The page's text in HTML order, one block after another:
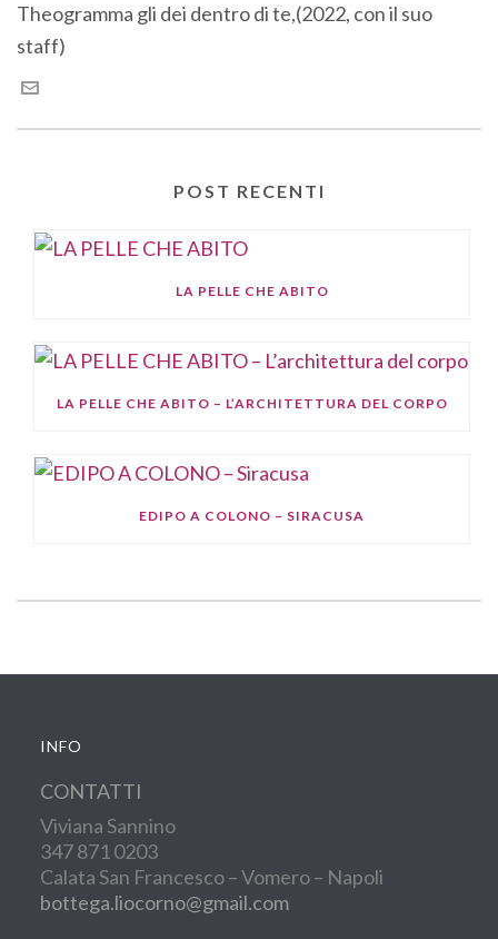
Theogramma gli dei dentro di te,(2022, con il suo
staff)
POST RECENTI
LA PELLE CHE ABITO
LA PELLE CHE ABITO – L’ARCHITETTURA DEL CORPO
EDIPO A COLONO – SIRACUSA
INFO
CONTATTI
Viviana Sannino
347 871 0203
Calata San Francesco – Vomero – Napoli
bottega.liocorno@gmail.com